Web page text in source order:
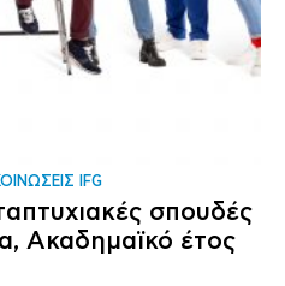
IFG
σπουδές
Ακαδημαϊκό έτος